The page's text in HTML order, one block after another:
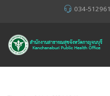
034-512961